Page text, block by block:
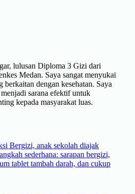
lulusan Diploma 3 Gizi dari
Medan. Saya sangat menyukai
berkaitan dengan kesehatan. Saya
sarana efektif untuk
kepada masyarakat luas.